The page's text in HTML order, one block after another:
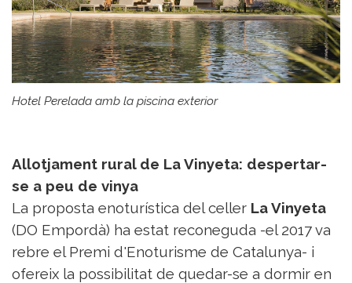
Hotel Perelada amb la piscina exterior
Allotjament rural de La Vinyeta: despertar-
se a peu de vinya
La proposta enoturística del celler La Vinyeta
(DO Empordà) ha estat reconeguda -el 2017 va
rebre el Premi d'Enoturisme de Catalunya- i
ofereix la possibilitat de quedar-se a dormir en